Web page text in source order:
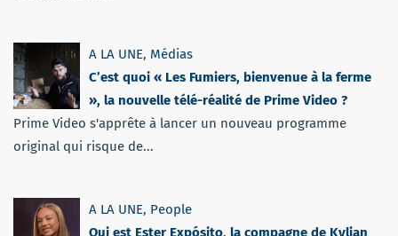
A LA UNE, Médias
C’est quoi « Les Fumiers, bienvenue à la ferme
», la nouvelle télé-réalité de Prime Video ?
Prime Video s'apprête à lancer un nouveau programme
original qui risque de...
A LA UNE, People
Qui est Ester Expósito, la compagne de Kylian